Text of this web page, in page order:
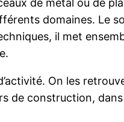
domaines. Le
il met
On les
de construction,